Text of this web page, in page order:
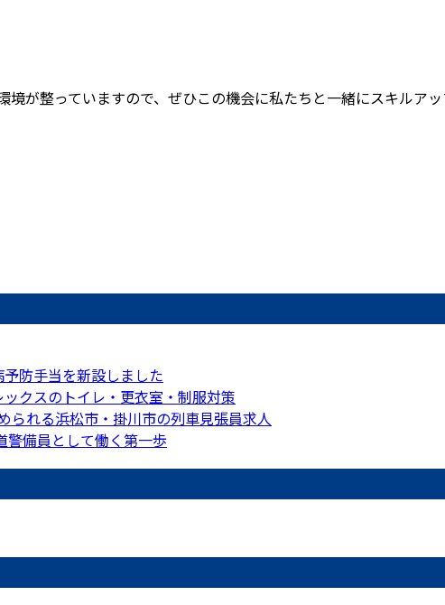
が整っていますので、ぜひこの機会に私たちと一緒にスキルアッ
防手当を新設しました
クスのトイレ・更衣室・制服対策
られる浜松市・掛川市の列車見張員求人
警備員として働く第一歩